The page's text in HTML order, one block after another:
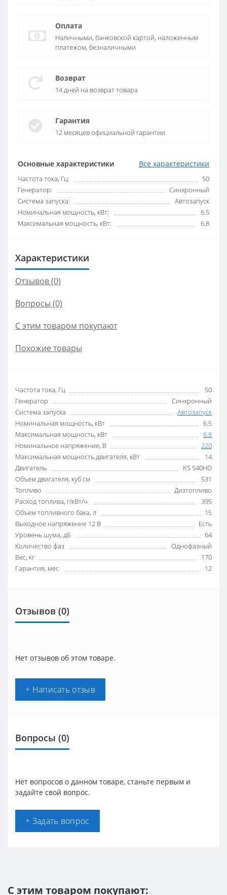
Основные характеристики Все характеристики
Частота тока, Гц:
50
Генератор:
Синхронный
Система запуска:
Автозапуск
Номинальная мощность, кВт:
6.5
Максимальная мощность, кВт:
6.8
Оплата
Наличными, банковской картой, наложенным
платежом, безналичными
Возврат
14 дней на возврат товара
Гарантия
12 месяцев официальной гарантии
Характеристики
Отзывов (0)
Вопросы (0)
С этим товаром покупают
Похожие товары
Частота тока, Гц
50
Генератор
Синхронный
Система запуска
Автозапуск
Номинальная мощность, кВт
6.5
Максимальная мощность, кВт
6.8
Номинальное напряжение, В
220
Максимальная мощность двигателя, кВт
14
Двигатель
KS 540HD
Объем двигателя, куб см
531
Топливо
Дизтопливо
Расход топлива, г/кВт/ч
395
Объем топливного бака, л
15
Выходное напряжение 12 В
Есть
Уровень шума, дБ
64
Количество фаз
Однофазный
Вес, кг
170
Гарантия, мес
12
Отзывов (0)
Нет отзывов об этом товаре.
+ Написать отзыв
Вопросы (0)
Нет вопросов о данном товаре, станьте первым и
задайте свой вопрос.
+ Задать вопрос
С этим товаром покупают: